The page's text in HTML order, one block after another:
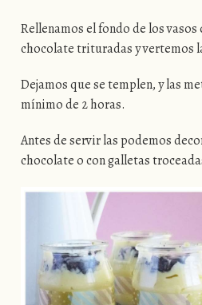
Rellenamos el fondo de los vasos
chocolate trituradas y vertemos
Dejamos que se templen, y las
mínimo de 2 horas.
Antes de servir las podemos
chocolate o con galletas